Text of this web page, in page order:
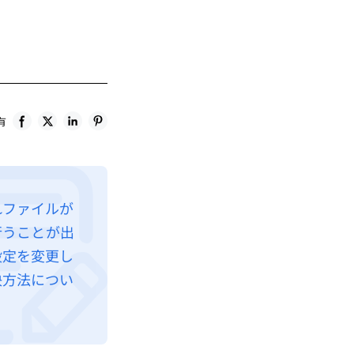
ァイルが
ことが出
を変更し
法につい